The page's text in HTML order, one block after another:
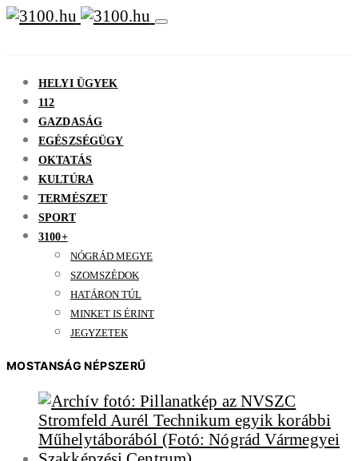
HELYI ÜGYEK
112
GAZDASÁG
EGÉSZSÉGÜGY
OKTATÁS
KULTÚRA
TERMÉSZET
SPORT
3100+
NÓGRÁD MEGYE
SZOMSZÉDOK
HATÁRON TÚL
MINKET IS ÉRINT
JEGYZETEK
MOSTANSÁG NÉPSZERŰ